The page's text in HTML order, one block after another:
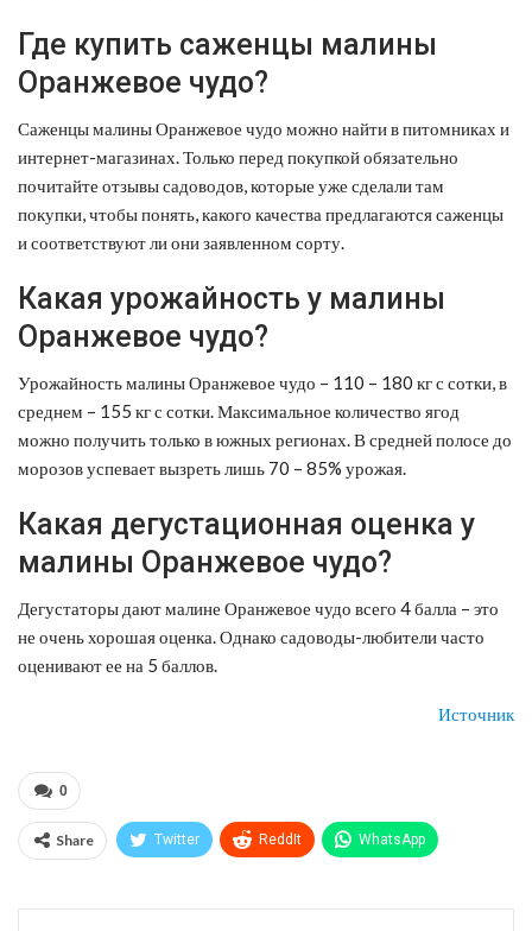
Где купить саженцы малины
Оранжевое чудо?
Саженцы малины Оранжевое чудо можно найти в питомниках и
интернет-магазинах. Только перед покупкой обязательно
почитайте отзывы садоводов, которые уже сделали там
покупки, чтобы понять, какого качества предлагаются саженцы
и соответствуют ли они заявленном сорту.
Какая урожайность у малины
Оранжевое чудо?
Урожайность малины Оранжевое чудо – 110 – 180 кг с сотки, в
среднем – 155 кг с сотки. Максимальное количество ягод
можно получить только в южных регионах. В средней полосе до
морозов успевает вызреть лишь 70 – 85% урожая.
Какая дегустационная оценка у
малины Оранжевое чудо?
Дегустаторы дают малине Оранжевое чудо всего 4 балла – это
не очень хорошая оценка. Однако садоводы-любители часто
оценивают ее на 5 баллов.
Источник
0
Share Twitter ReddIt WhatsApp